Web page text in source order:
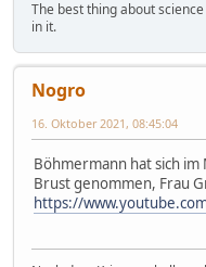
The best thing about
in it.
Nogro
16. Oktober 2021, 08:45:04
Böhmermann hat sich
Brust genommen, Frau
https://